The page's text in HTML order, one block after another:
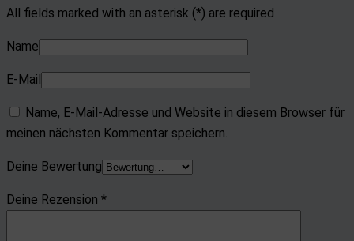
All fields marked with an asterisk (*) are required
Name
E-Mail
Name, E-Mail-Adresse und Website in diesem Browser für
meinen nächsten Kommentar speichern.
Deine Bewertung
Deine Rezension *